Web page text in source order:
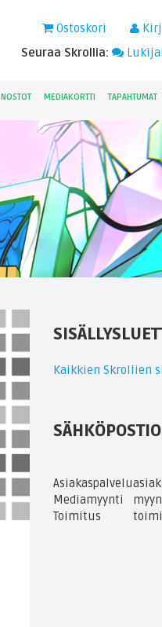
Ostoskori
Seuraa Skrollia:
NOSTOT MEDIAKORTTI TAPAHTUMAT
Kaikkien Skrollien
Asiakaspalvelu
Mediamyynti
Toimitus